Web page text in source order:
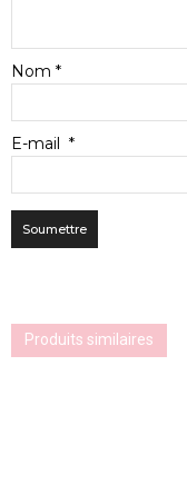
Nom *
E-mail *
Produits similaires